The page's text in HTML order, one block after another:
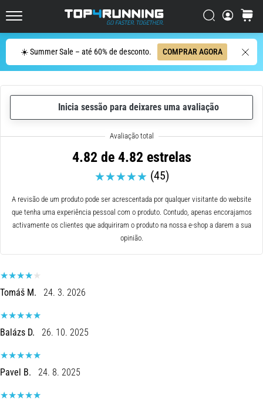
☀️ Summer Sale – até 60% de desconto. COMPRAR AGORA
Procurar
cesto
Procurar
resumido
em
frase:
dói,
mas
vale
pena!
Que
tipos
de…
8 minutos lendo
Corrida
vaivém
e
teste
beep:
O
que
Inicia sessão para deixares uma avaliação
4.82 de 4.82 estrelas
(45)
A revisão de um produto pode ser acrescentada por qualquer visitante do website
que tenha uma experiência pessoal com o produto. Contudo, apenas encorajamos
activamente os clientes que adquiriram o produto na nossa e-shop a darem a sua
opinião.
Tomáš M. 24. 3. 2026
Balázs D. 26. 10. 2025
Pavel B. 24. 8. 2025